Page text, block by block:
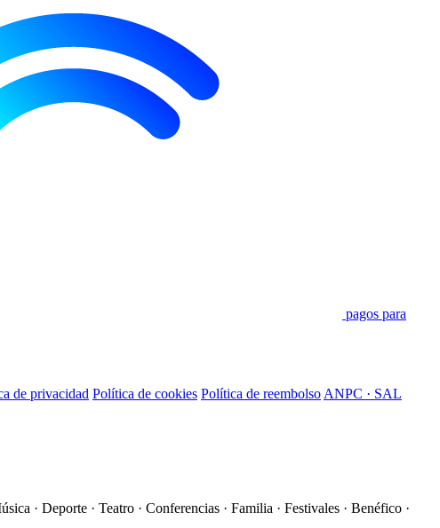
pagos para
de privacidad Política de cookies Política de reembolso ANPC · SAL
· Deporte · Teatro · Conferencias · Familia · Festivales · Benéfico ·